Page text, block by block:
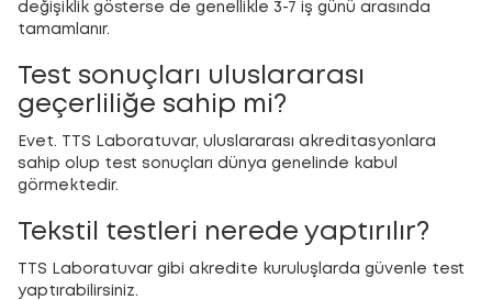
değişiklik gösterse de genellikle 3-7 iş günü arasında
tamamlanır.
Test sonuçları uluslararası
geçerliliğe sahip mi?
Evet. TTS Laboratuvar, uluslararası akreditasyonlara
sahip olup test sonuçları dünya genelinde kabul
görmektedir.
Tekstil testleri nerede yaptırılır?
TTS Laboratuvar gibi akredite kuruluşlarda güvenle test
yaptırabilirsiniz.